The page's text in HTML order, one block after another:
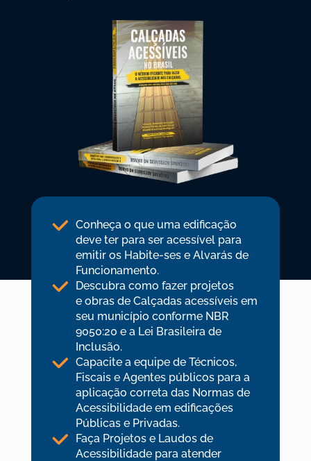
Conheça o que uma edificação
deve ter para ser acessível para
emitir os Habite-ses e Alvarás de
Funcionamento.
Descubra como fazer projetos
e obras de Calçadas acessíveis em
seu município conforme NBR
9050:20 e a Lei Brasileira de
Inclusão.
Capacite a equipe de Técnicos,
Fiscais e Agentes públicos para a
aplicação correta das Normas de
Acessibilidade em edificações
Públicas e Privadas.
Faça Projetos e Laudos de
Acessibilidade para atender